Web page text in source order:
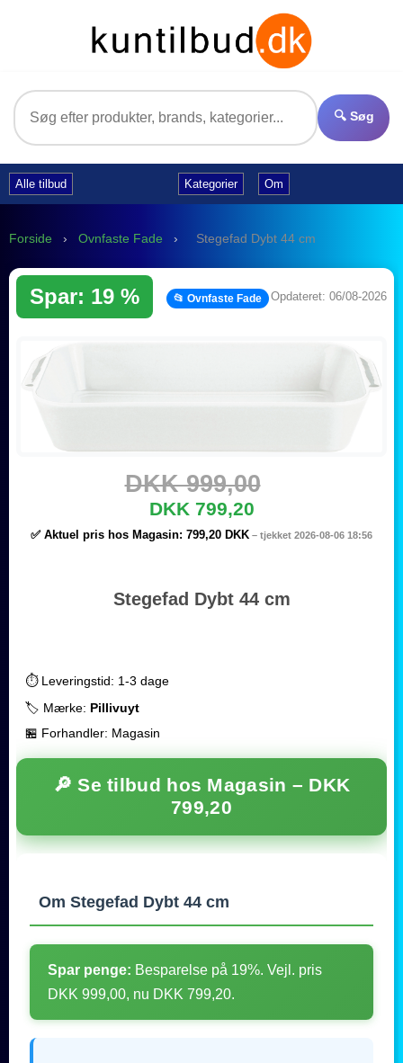
🔍 Søg
Alle tilbud Kategorier Om
Forside › Ovnfaste Fade › Stegefad Dybt 44 cm
Spar: 19 % 📂 Ovnfaste Fade Opdateret: 06/08-2026
DKK 999,00
DKK 799,20
✅ Aktuel pris hos Magasin: 799,20 DKK – tjekket 2026-08-06 18:56
Stegefad Dybt 44 cm
⏱️ Leveringstid: 1-3 dage
🏷️ Mærke: Pillivuyt
🏪 Forhandler: Magasin
🔎 Se tilbud hos Magasin – DKK
799,20
Om Stegefad Dybt 44 cm
Spar penge: Besparelse på 19%. Vejl. pris
DKK 999,00, nu DKK 799,20.